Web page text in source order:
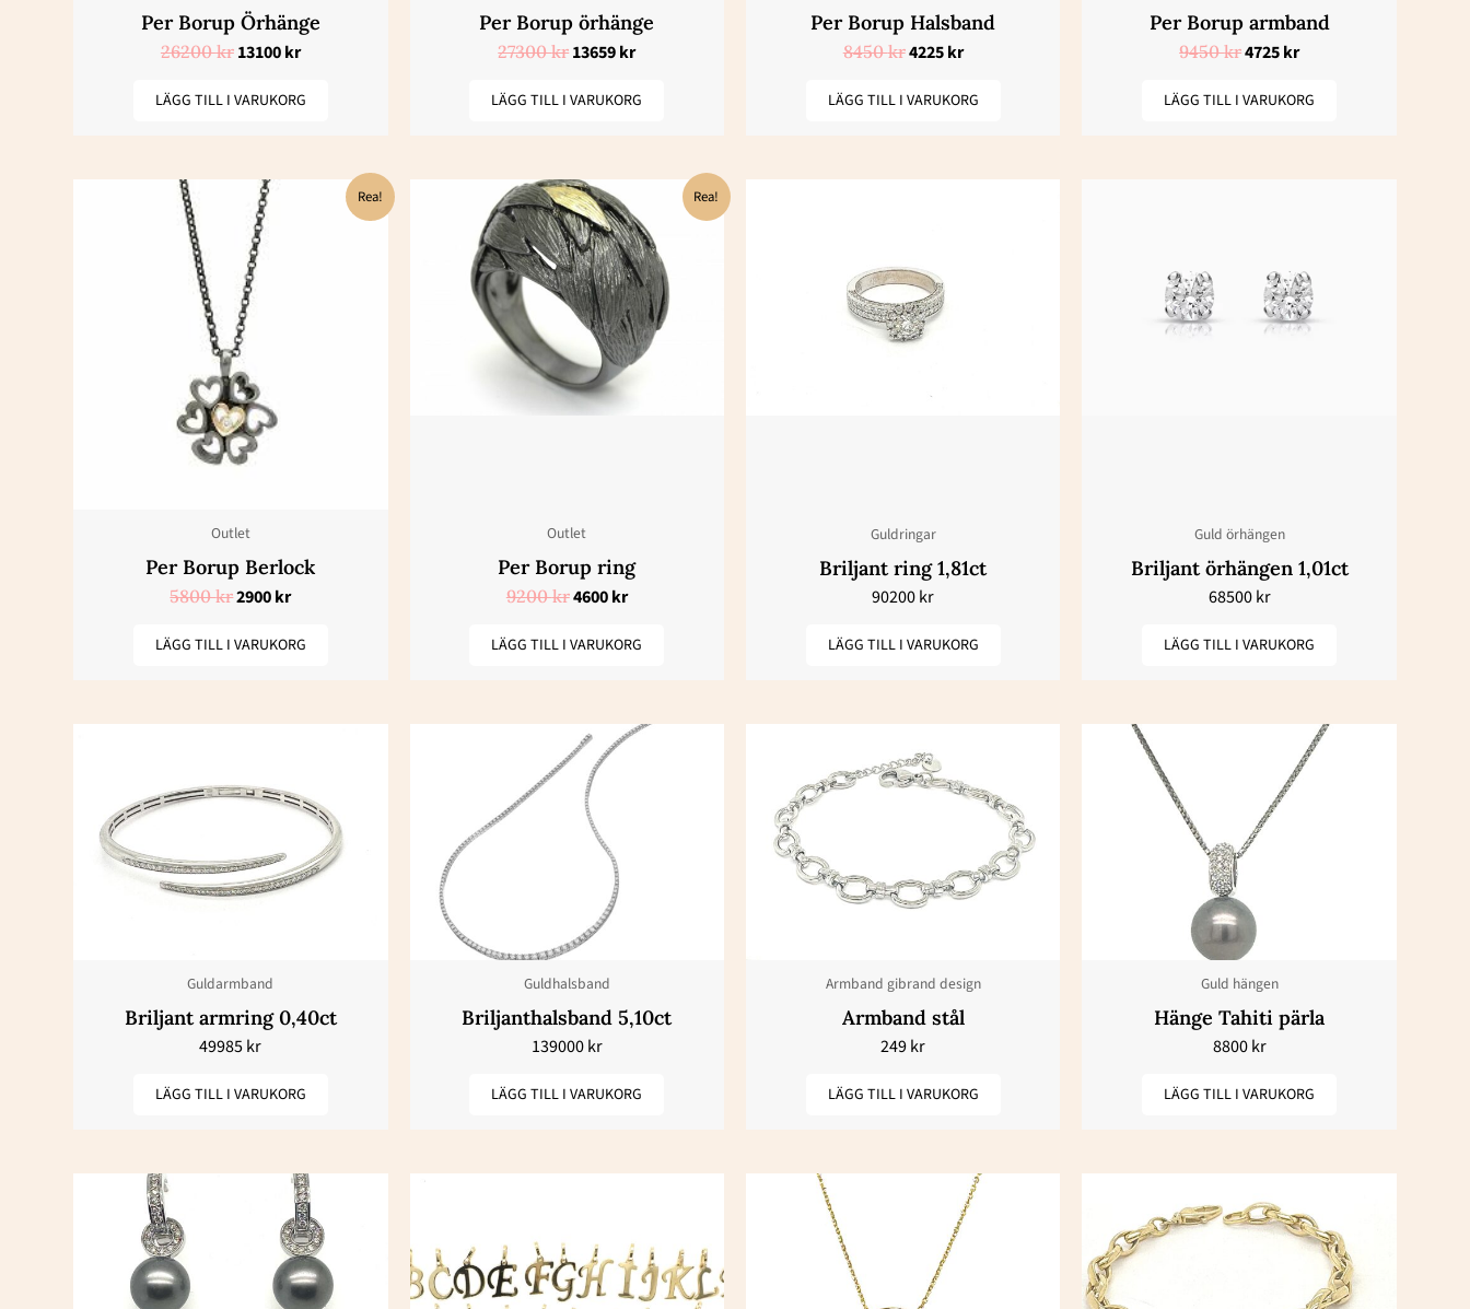
Per Borup Örhänge
26200kr 13100kr
LÄGG TILL I VARUKORG
Per Borup örhänge
27300kr13659kr
LÄGG TILL I VARUKORG
Per Borup Halsband
8450kr4225kr
LÄGG TILL I VARUKORG
Per Borup armband
9450kr4725kr
LÄGG TILL I VARUKORG
Rea!
Outlet
Per Borup Berlock
5800kr
Det
ursprungliga
priset
var:
5800 kr.
2900kr
nuvarande
LÄGG TILL I VARUKORG
Rea!
Outlet
Per Borup ring
9200kr
Det
ursprungliga
priset
var:
9200 kr.
4600kr
nuvarande
priset
är:
4600 kr.
LÄGG TILL I VARUKORG
Guldringar
Briljant ring 1,81ct
90200kr
LÄGG TILL I VARUKORG
Guld örhängen
Briljant örhängen 1,01ct
68500kr
LÄGG TILL I VARUKORG
Guldarmband
Briljant armring 0,40ct
49985kr
LÄGG TILL I VARUKORG
Guldhalsband
Briljanthalsband 5,10ct
139000kr
LÄGG TILL I VARUKORG
Armband gibrand design
Armband stål
249kr
LÄGG TILL I VARUKORG
Guld hängen
Hänge Tahiti pärla
8800kr
LÄGG TILL I VARUKORG
produkten
har